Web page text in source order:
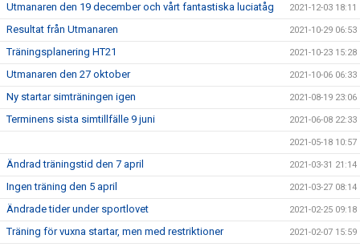
Utmanaren den 19 december och vårt fantastiska luciatåg 2021-12-03 18:11
Resultat från Utmanaren 2021-10-29 06:53
Träningsplanering HT21 2021-10-23 15:28
Utmanaren den 27 oktober 2021-10-06 06:33
Ny startar simträningen igen 2021-08-19 23:06
Terminens sista simtillfälle 9 juni 2021-06-08 22:33
2021-05-18 10:57
Ändrad träningstid den 7 april 2021-03-31 21:14
Ingen träning den 5 april 2021-03-27 08:14
Ändrade tider under sportlovet 2021-02-25 09:18
Träning för vuxna startar, men med restriktioner 2021-02-07 15:59